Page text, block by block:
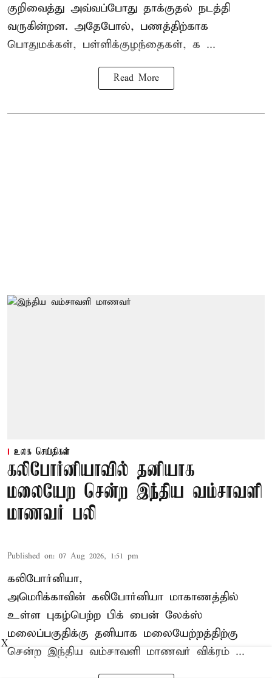
குறிவைத்து அவ்வப்போது தாக்குதல் நடத்தி
வருகின்றன. அதேபோல், பணத்திற்காக
பொதுமக்கள், பள்ளிக்குழந்தைகள், க ...
Read More
உலக செய்திகள்
கலிபோர்னியாவில் தனியாக
மலையேற சென்ற இந்திய வம்சாவளி
மாணவர் பலி
Published on: 07 Aug 2026, 1:51 pm
கலிபோர்னியா,
அமெரிக்காவின் கலிபோர்னியா மாகாணத்தில்
உள்ள புகழ்பெற்ற பிக் பைன் லேக்ஸ்
மலைப்பகுதிக்கு தனியாக மலையேற்றத்திற்கு
சென்ற இந்திய வம்சாவளி மாணவர் விக்ரம் ...
X